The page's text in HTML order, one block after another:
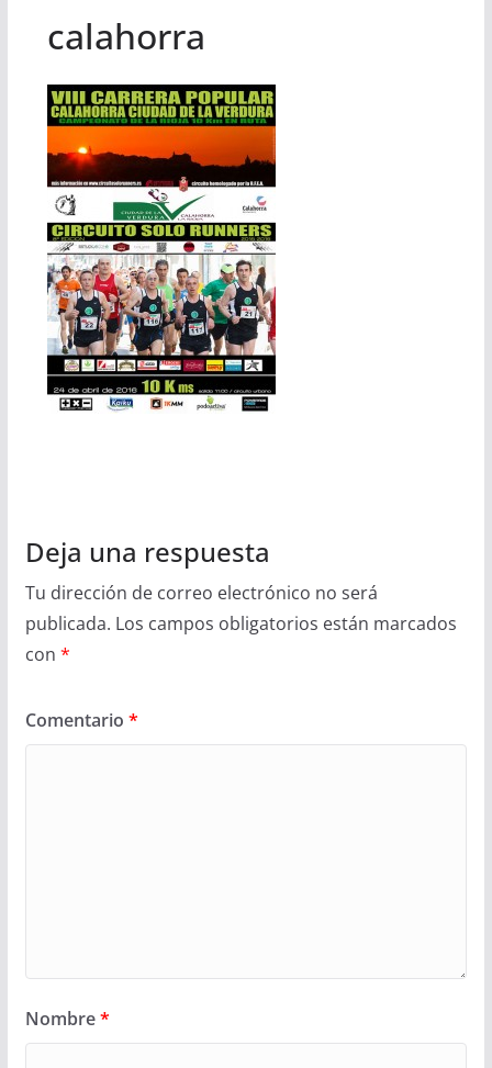
calahorra
Deja una respuesta
Tu dirección de correo electrónico no será
publicada. Los campos obligatorios están marcados
con *
Comentario *
Nombre*